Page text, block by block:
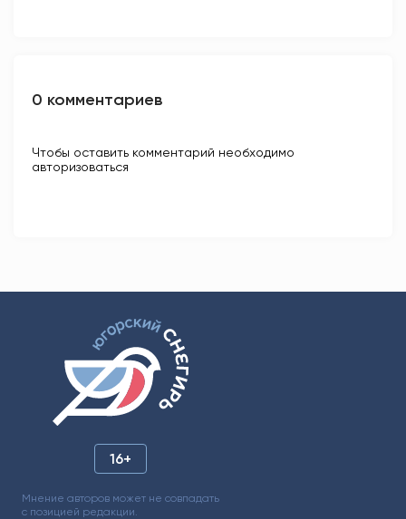
0 комментариев
Чтобы оставить комментарий необходимо
авторизоваться
16+
Мнение авторов может не совпадать
с позицией редакции.